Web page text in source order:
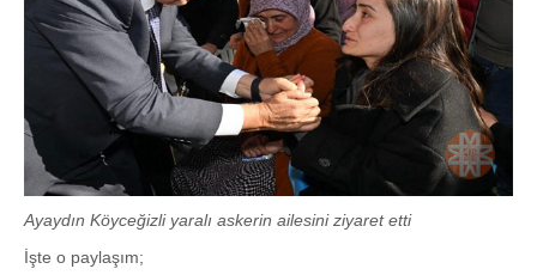
Ayaydın Köyceğizli yaralı askerin ailesini ziyaret etti
İşte o paylaşım;